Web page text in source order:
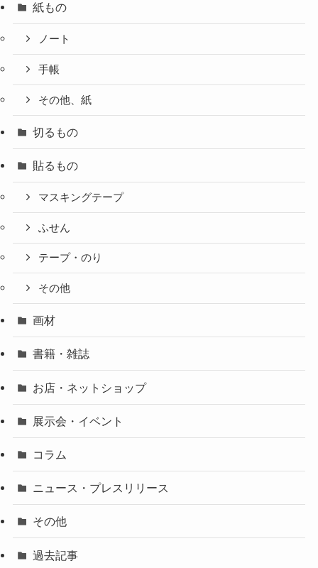
紙もの
ノート
手帳
その他、紙
切るもの
貼るもの
マスキングテープ
ふせん
テープ・のり
その他
画材
書籍・雑誌
お店・ネットショップ
展示会・イベント
コラム
ニュース・プレスリリース
その他
過去記事